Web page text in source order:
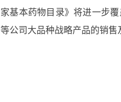
家基本药物目录》将进一步
等公司大品种战略产品的销售